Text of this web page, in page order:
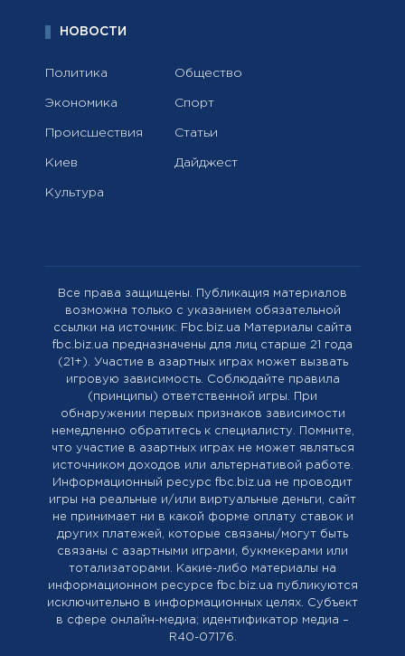
НОВОСТИ
Политика
Экономика
Происшествия
Киев
Культура
Общество
Спорт
Статьи
Дайджест
Все права защищены. Публикация материалов
возможна только с указанием обязательной
ссылки на источник: Fbc.biz.ua Материалы сайта
fbc.biz.ua предназначены для лиц старше 21 года
(21+). Участие в азартных играх может вызвать
игровую зависимость. Соблюдайте правила
(принципы) ответственной игры. При
обнаружении первых признаков зависимости
немедленно обратитесь к специалисту. Помните,
что участие в азартных играх не может являться
источником доходов или альтернативой работе.
Информационный ресурс fbc.biz.ua не проводит
игры на реальные и/или виртуальные деньги, сайт
не принимает ни в какой форме оплату ставок и
других платежей, которые связаны/могут быть
связаны с азартными играми, букмекерами или
тотализаторами. Какие-либо материалы на
информационном ресурсе fbc.biz.ua публикуются
исключительно в информационных целях. Cубъект
в сфере онлайн-медиа; идентификатор медиа –
R40-07176.